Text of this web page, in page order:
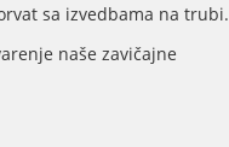
sa izvedbama na trubi.
naše zavičajne